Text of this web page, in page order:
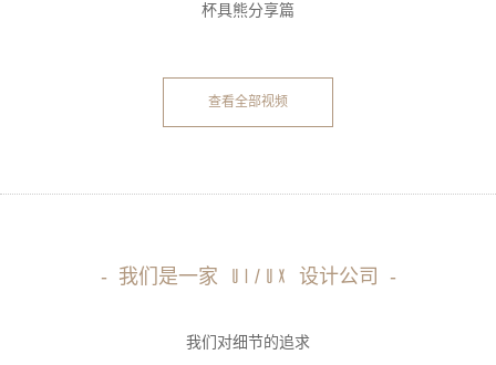
杯具熊分享篇
查看全部视频
- 我们是一家 UI/UX 设计公司 -
我们对细节的追求